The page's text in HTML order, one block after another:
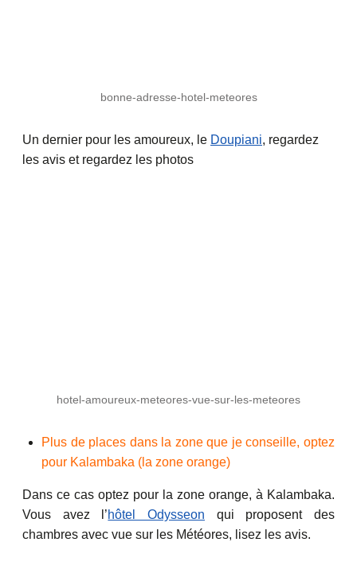
bonne-adresse-hotel-meteores
Un dernier pour les amoureux, le Doupiani, regardez
les avis et regardez les photos
hotel-amoureux-meteores-vue-sur-les-meteores
Plus de places dans la zone que je conseille, optez
pour Kalambaka (la zone orange)
Dans ce cas optez pour la zone orange, à Kalambaka.
Vous avez l’hôtel Odysseon qui proposent des
chambres avec vue sur les Météores, lisez les avis.